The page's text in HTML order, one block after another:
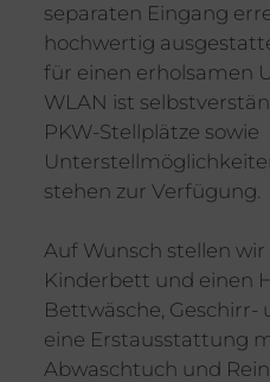
separaten Eingang
hochwertig
für einen erholsamen
WLAN ist
PKW-Stellplätze sowie
stehen zur Verfügung.
Auf Wunsch stellen
Kinderbett und einen
Bettwäsche, Geschirr-
eine Erstausstattung
Abwaschtuch und